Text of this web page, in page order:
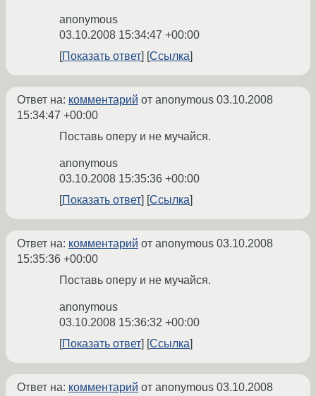
anonymous
03.10.2008 15:34:47 +00:00
Показать ответ
Ссылка
Ответ на: комментарий от anonymous 03.10.2008
15:34:47 +00:00
Поставь оперу и не мучайся.
anonymous
03.10.2008 15:35:36 +00:00
Показать ответ
Ссылка
Ответ на: комментарий от anonymous 03.10.2008
15:35:36 +00:00
Поставь оперу и не мучайся.
anonymous
03.10.2008 15:36:32 +00:00
Показать ответ
Ссылка
Ответ на: комментарий от anonymous 03.10.2008